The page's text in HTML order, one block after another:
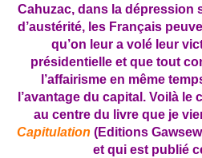
Cahuzac, dans la dépression
d’austérité, les Français
qu’on leur a volé leur
présidentielle et que tout
l’affairisme en même
l’avantage du capital. Voilà
au centre du livre que je
Capitulation (Editions
et qui est publié